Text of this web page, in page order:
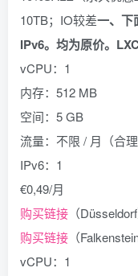
10TB；IO较差一、下
IPv6。均为原价。
vCPU：1
内存：512 MB
空间：5 GB
流量：不限 / 月（合理
IPv6：1
€0,49/月
购买链接 （Düsseldorf
购买链接 （Falkenstein
vCPU：1